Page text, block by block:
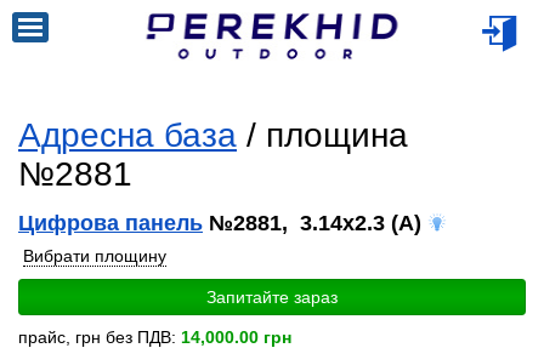
Адресна база / площина
№2881
Цифрова панель №2881, 3.14x2.3 (A)
Вибрати площину
Запитайте зараз
прайс, грн без ПДВ: 14,000.00 грн